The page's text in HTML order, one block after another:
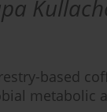
based
metabolic